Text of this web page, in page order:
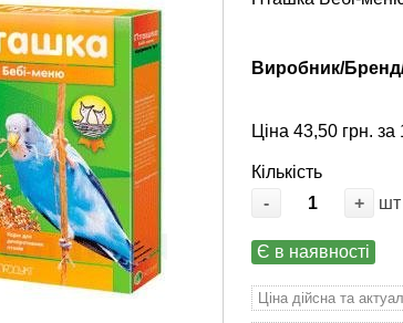
Виробник/
Ціна 43,50 грн. за
Кількість
-
+ шт
Є в наявності
Ціна дійсна та